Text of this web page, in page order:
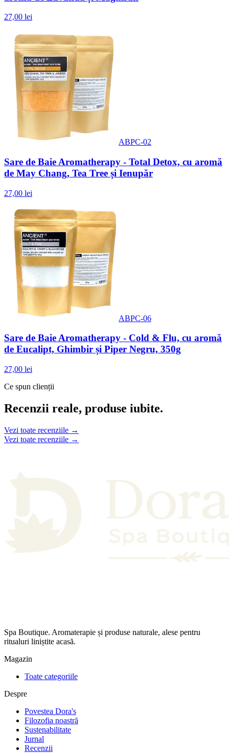
27,00 lei
ABPC-02
Sare de Baie Aromatherapy - Total Detox, cu aromă
de May Chang, Tea Tree și Ienupăr
27,00 lei
ABPC-06
Sare de Baie Aromatherapy - Cold & Flu, cu aromă
de Eucalipt, Ghimbir și Piper Negru, 350g
27,00 lei
Ce spun clienții
Recenzii reale, produse iubite.
Vezi toate recenziile →
Vezi toate recenziile →
Spa Boutique. Aromaterapie și produse naturale, alese pentru
ritualuri liniștite acasă.
Magazin
Toate categoriile
Despre
Povestea Dora's
Filozofia noastră
Sustenabilitate
Jurnal
Recenzii